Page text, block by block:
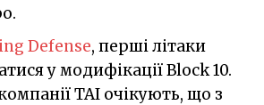
Defense, перші літаки
у модифікації Block 10.
TAI очікують, що з